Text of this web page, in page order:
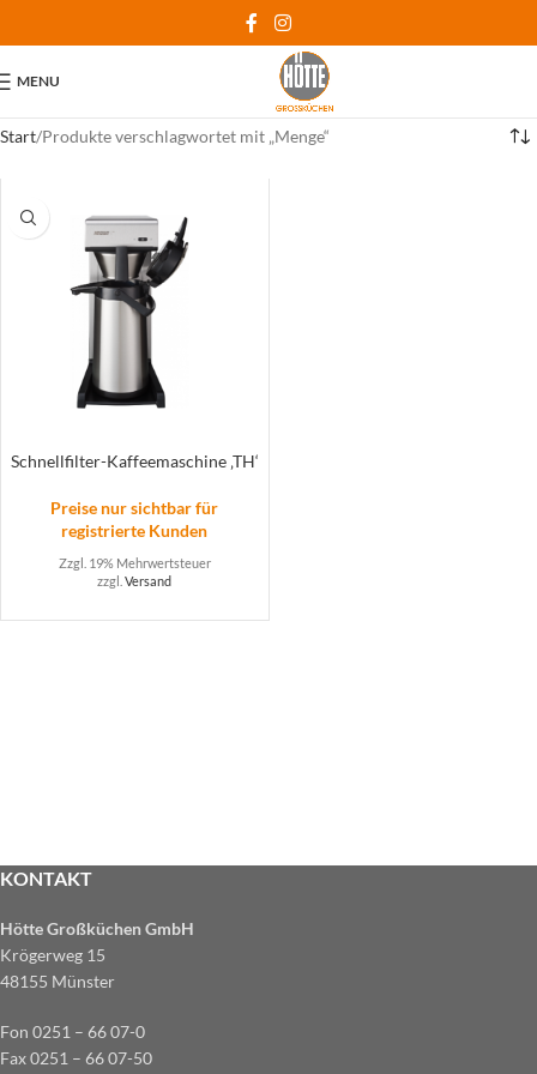
MENU
Start Produkte verschlagwortet mit „Menge“
Schnellfilter-Kaffeemaschine ‚TH‘
Preise nur sichtbar für
registrierte Kunden
Zzgl. 19% Mehrwertsteuer
zzgl.Versand
KONTAKT
Hötte Großküchen GmbH
Krögerweg 15
48155 Münster
Fon 0251 – 66 07-0
Fax 0251 – 66 07-50